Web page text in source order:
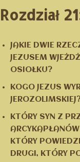
Rozdział
JAKIE DWIE
JEZUSEM
OSIOŁKU?
KOGO JEZUS
KTÓRY SYN Z
KTÓRY
DRUGI, KTÓRY